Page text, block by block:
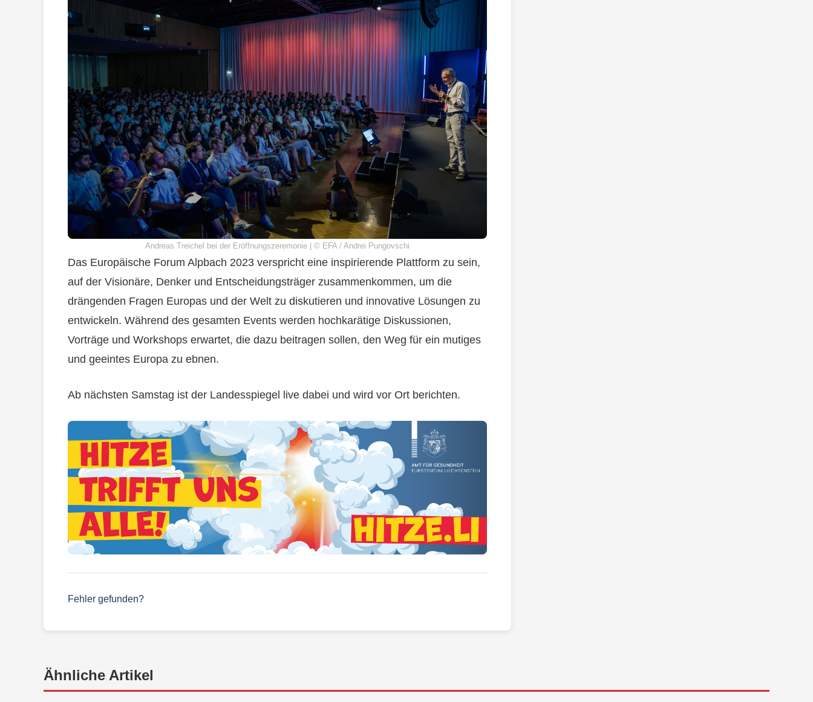
Andreas Treichel bei der Eröffnungszeremonie | © EFA / Andrei Pungovschi
Das Europäische Forum Alpbach 2023 verspricht eine inspirierende Plattform zu sein,
auf der Visionäre, Denker und Entscheidungsträger zusammenkommen, um die
drängenden Fragen Europas und der Welt zu diskutieren und innovative Lösungen zu
entwickeln. Während des gesamten Events werden hochkarätige Diskussionen,
Vorträge und Workshops erwartet, die dazu beitragen sollen, den Weg für ein mutiges
und geeintes Europa zu ebnen.
Ab nächsten Samstag ist der Landesspiegel live dabei und wird vor Ort berichten.
Fehler gefunden?
Ähnliche Artikel